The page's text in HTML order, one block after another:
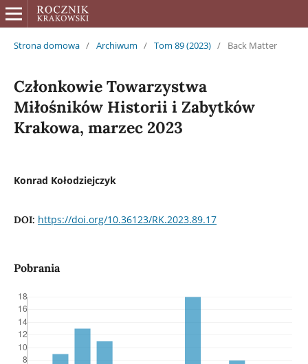
Strona domowa / Archiwum / Tom 89 (2023) / Back Matter
Członkowie Towarzystwa
Miłośników Historii i Zabytków
Krakowa, marzec 2023
Konrad Kołodziejczyk
DOI: https://doi.org/10.36123/RK.2023.89.17
Pobrania